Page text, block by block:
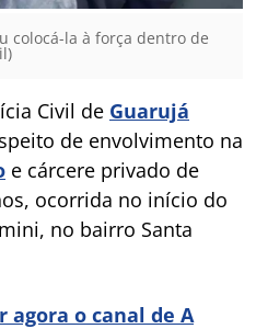
colocá-la à força dentro de
Civil de Guarujá
de envolvimento na
e cárcere privado de
ocorrida no início do
no bairro Santa
agora o canal de A